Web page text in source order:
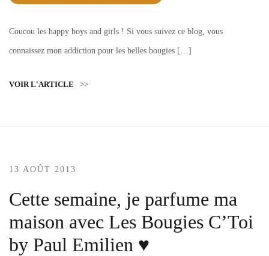
Coucou les happy boys and girls ! Si vous suivez ce blog, vous
connaissez mon addiction pour les belles bougies […]
VOIR L'ARTICLE >>
13 AOÛT 2013
Cette semaine, je parfume ma
maison avec Les Bougies C’Toi
by Paul Emilien ♥